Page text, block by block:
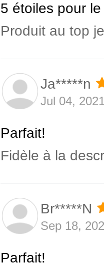
5 étoiles pour
Produit au top
Ja*****n
Jul 04, 2021
Parfait!
Fidèle à la
Br*****N
Sep 18,
Parfait!